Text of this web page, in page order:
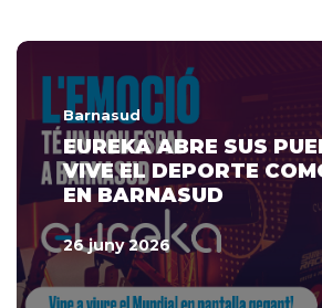
Barnasud
EUREKA ABRE SUS
VIVE EL DEPORTE
EN BARNASUD
26 juny 2026